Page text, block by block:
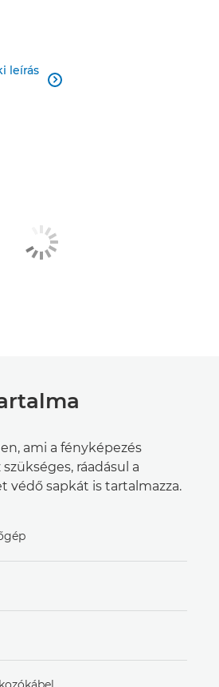
leírás

ami a fényképezés
ráadásul a
védő sapkát is tartalmazza.